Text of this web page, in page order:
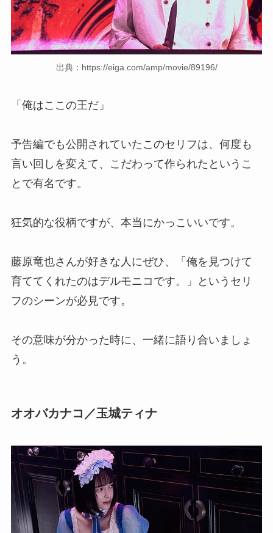
出典：https://eiga.com/amp/movie/89196/
「俺はここの王だ」
予告編でも公開されていたこのセリフは、何度も
言い回しを変えて、こだわって作られたというこ
とで有名です。
狂気的な役柄ですが、本当にかっこいいです。
藤原竜也さんが好きな人にぜひ、「俺を見つけて
育ててくれたのはデルモニコです。」というセリ
フのシーンが必見です。
その意味が分かった時に、一緒に語り合いましょ
う。
オオバカナコ／玉城ティナ